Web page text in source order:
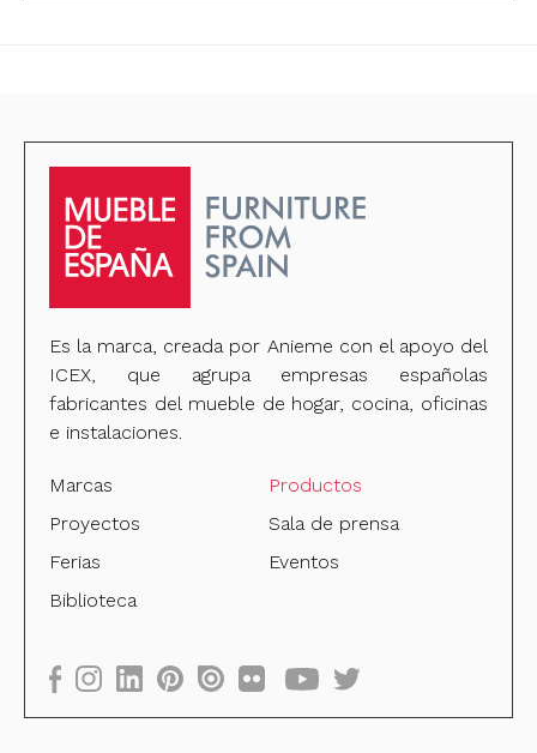
Es la marca, creada por Anieme con el apoyo del
ICEX, que agrupa empresas españolas
fabricantes del mueble de hogar, cocina, oficinas
e instalaciones.
Marcas
Productos
Proyectos
Sala de prensa
Ferias
Eventos
Biblioteca